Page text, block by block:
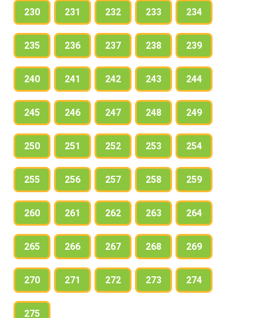
230 231 232 233 234
235 236 237 238 239
240 241 242 243 244
245 246 247 248 249
250 251 252 253 254
255 256 257 258 259
260 261 262 263 264
265 266 267 268 269
270 271 272 273 274
275